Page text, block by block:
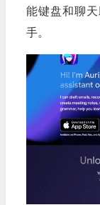
能键盘和聊
手。